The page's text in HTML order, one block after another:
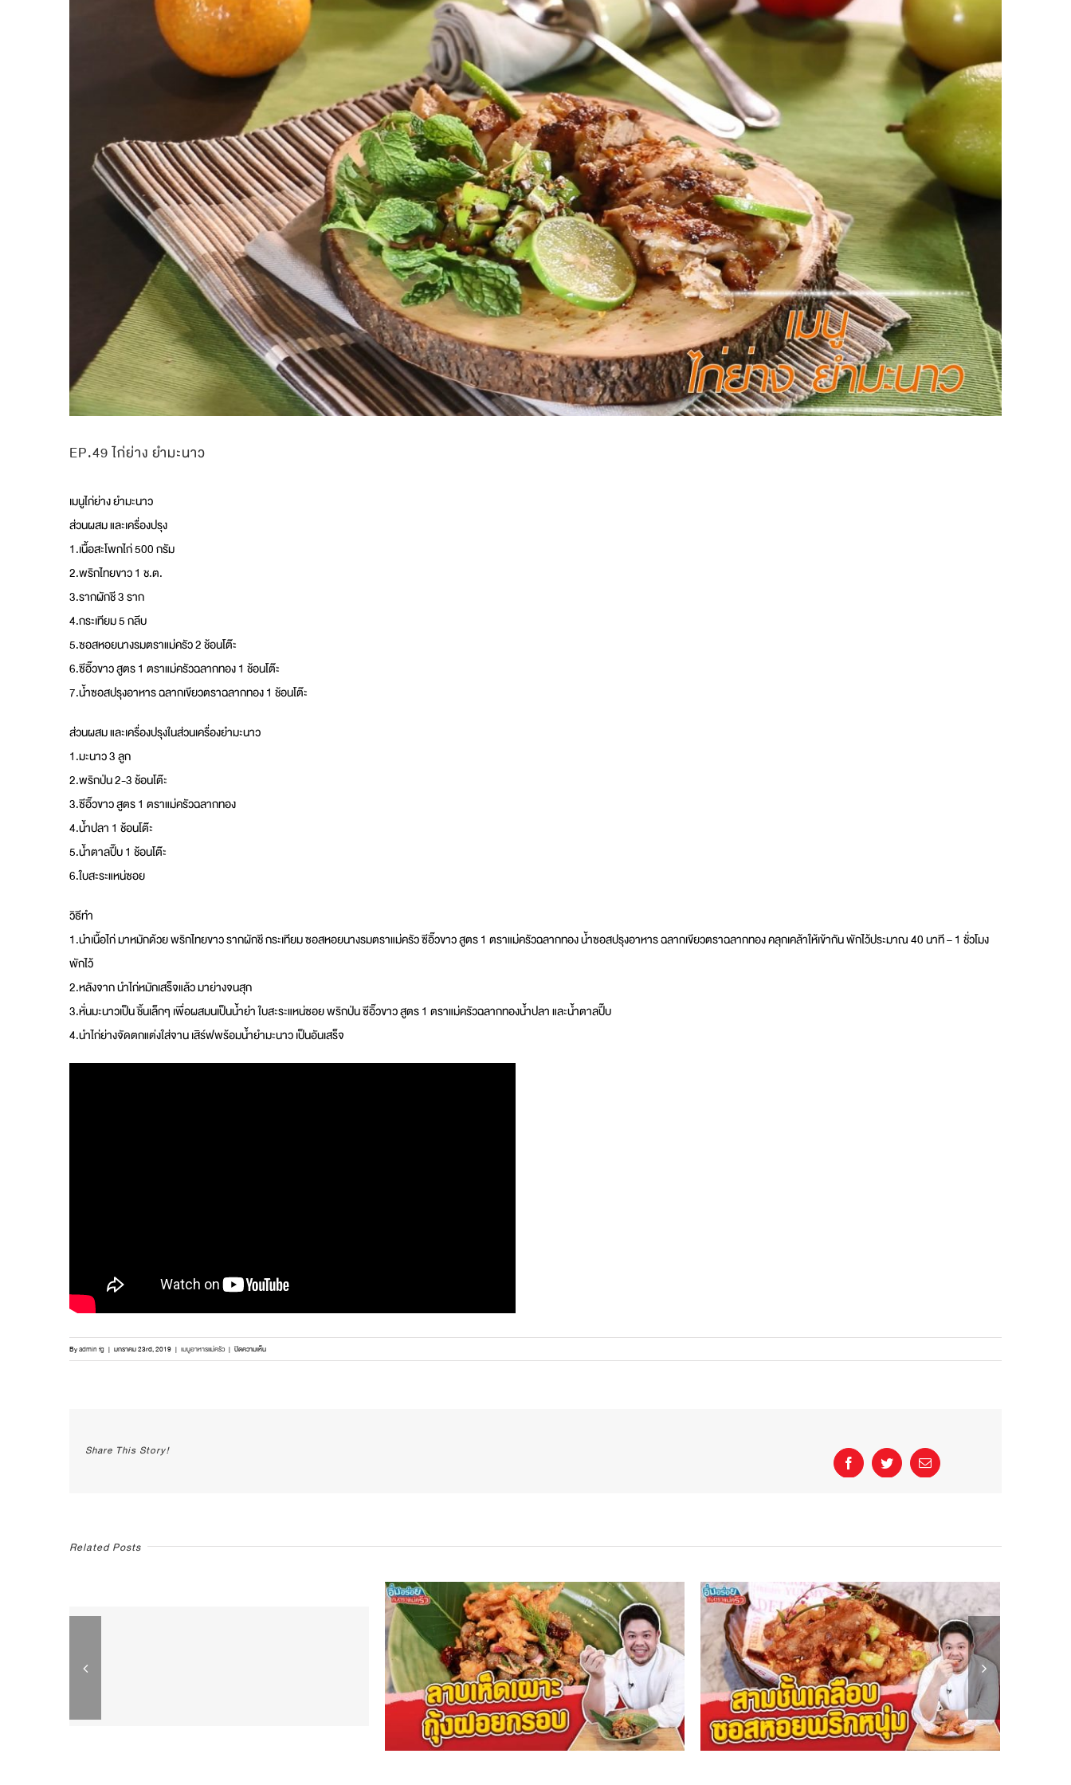
EP.49 ไก่ย่าง ยำมะนาว
เมนูไก่ย่าง ยำมะนาว
ส่วนผสม และเครื่องปรุง
1.เนื้อสะโพกไก่ 500 กรัม
2.พริกไทยขาว 1 ช.ต.
3.รากผักชี 3 ราก
4.กระเทียม 5 กลีบ
5.ซอสหอยนางรมตราแม่ครัว 2 ช้อนโต๊ะ
6.ซีอิ๊วขาว สูตร 1 ตราแม่ครัวฉลากทอง 1 ช้อนโต๊ะ
7.น้ำซอสปรุงอาหาร ฉลากเขียวตราฉลากทอง 1 ช้อนโต๊ะ
ส่วนผสม และเครื่องปรุงในส่วนเครื่องยำมะนาว
1.มะนาว 3 ลูก
2.พริกป่น 2-3 ช้อนโต๊ะ
3.ซีอิ๊วขาว สูตร 1 ตราแม่ครัวฉลากทอง
4.น้ำปลา 1 ช้อนโต๊ะ
5.น้ำตาลปี๊บ 1 ช้อนโต๊ะ
6.ใบสะระแหน่ซอย
วิธีทำ
1.นำเนื้อไก่ มาหมักด้วย พริกไทยขาว รากผักชี กระเทียม ซอสหอยนางรมตราแม่ครัว ซีอิ๊วขาว สูตร 1 ตราแม่ครัวฉลากทอง น้ำซอสปรุงอาหาร ฉลากเขียวตราฉลากทอง คลุกเคล้าให้เข้ากัน พักไว้ประมาณ 40 นาที​ – 1 ชั่วโมง​
พักไว้
2.หลังจาก​ นำไก่หมักเสร็จแล้ว มาย่างจนสุก
3.หั่นมะนาวเป็น ชิ้นเล็กๆ เพื่อผสมนเป็นน้ำยำ​ ใบสะระแหน่ซอย พริกป่น ซีอิ๊วขาว สูตร 1 ตราแม่ครัวฉลากทองน้ำปลา และน้ำตาลปี๊บ
4.นำไก่ย่างจัดตกแต่งใส่จาน​ เสิร์ฟพร้อมน้ำยำมะนาว​ เป็นอันเสร็จ
Byadmin fg | มกราคม 23rd, 2019 | เมนูอาหารแม่ครัว | ปิดความเห็นบน
EP.49
Share This Story!
FacebookTwitterEmail
Related Posts